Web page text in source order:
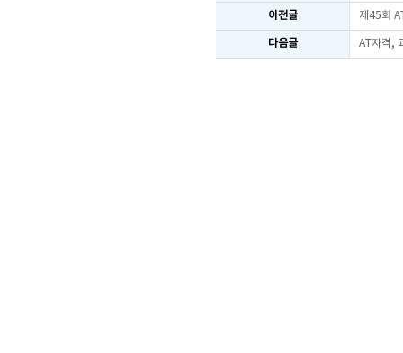
이전글 제45회
다음글 AT자격,